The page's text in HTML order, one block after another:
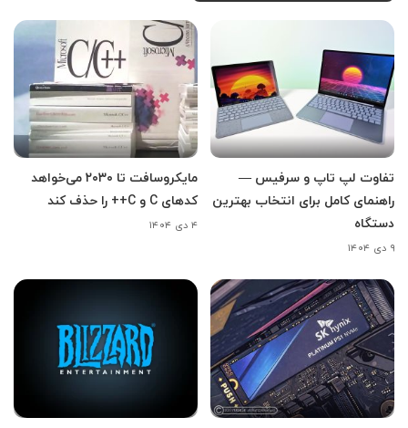
تفاوت لپ تاپ و سرفیس —
راهنمای کامل برای انتخاب بهترین
دستگاه
۹ دی ۱۴۰۴
مایکروسافت تا ۲۰۳۰ می‌خواهد
کدهای C و C++ را حذف کند
۴ دی ۱۴۰۴